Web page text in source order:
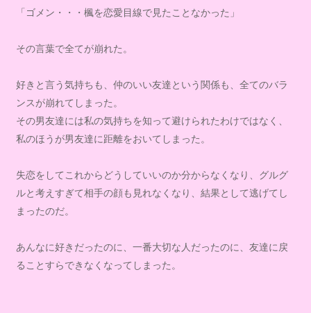
「ゴメン・・・楓を恋愛目線で見たことなかった」
その言葉で全てが崩れた。
好きと言う気持ちも、仲のいい友達という関係も、全てのバラ
ンスが崩れてしまった。
その男友達には私の気持ちを知って避けられたわけではなく、
私のほうが男友達に距離をおいてしまった。
失恋をしてこれからどうしていいのか分からなくなり、グルグ
ルと考えすぎて相手の顔も見れなくなり、結果として逃げてし
まったのだ。
あんなに好きだったのに、一番大切な人だったのに、友達に戻
ることすらできなくなってしまった。